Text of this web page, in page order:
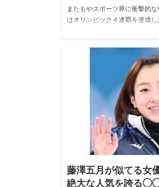
またもやスポーツ界に衝撃的
はオリンピック４連覇を達成
藤澤五月が似てる女
絶大な人気を誇る